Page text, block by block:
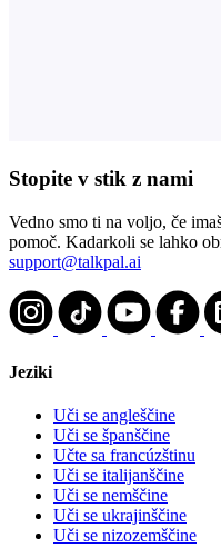
Stopite v stik z nami
Vedno smo ti na voljo, če
pomoč. Kadarkoli se lahko
support@talkpal.ai
Jeziki
Uči se angleščine
Uči se španščine
Učte sa francúzštinu
Uči se italijanščine
Uči se nemščine
Uči se ukrajinščine
Uči se nizozemščine